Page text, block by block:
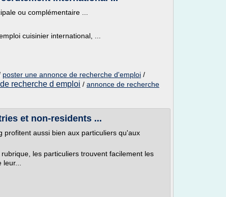
ou complémentaire ...
cuisinier international, ...
poster une annonce de recherche d'emploi /
recherche d emploi / annonce de recherche
et non-residents ...
profitent aussi bien aux particuliers qu'aux
les particuliers trouvent facilement les